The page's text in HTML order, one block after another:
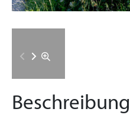
Beschreibung